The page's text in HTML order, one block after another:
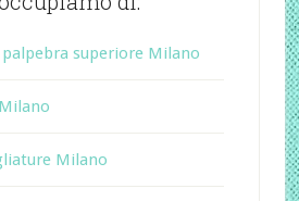
superiore Milano
Milano